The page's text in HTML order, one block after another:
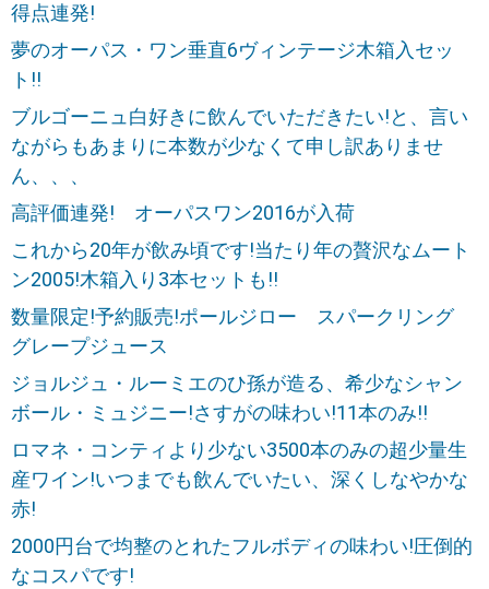
得点連発!
夢のオーパス・ワン垂直6ヴィンテージ木箱入セッ
ト!!
ブルゴーニュ白好きに飲んでいただきたい!と、言い
ながらもあまりに本数が少なくて申し訳ありませ
ん、、、
高評価連発! オーパスワン2016が入荷
これから20年が飲み頃です!当たり年の贅沢なムート
ン2005!木箱入り3本セットも!!
数量限定!予約販売!ポールジロー スパークリング
グレープジュース
ジョルジュ・ルーミエのひ孫が造る、希少なシャン
ボール・ミュジニー!さすがの味わい!11本のみ!!
ロマネ・コンティより少ない3500本のみの超少量生
産ワイン!いつまでも飲んでいたい、深くしなやかな
赤!
2000円台で均整のとれたフルボディの味わい!圧倒的
なコスパです!